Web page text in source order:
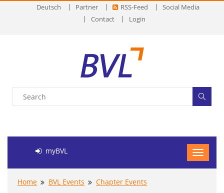
Deutsch Partner RSS-Feed
Social Media
Contact
Login
myBVL
Home BVL Events Chapter Events